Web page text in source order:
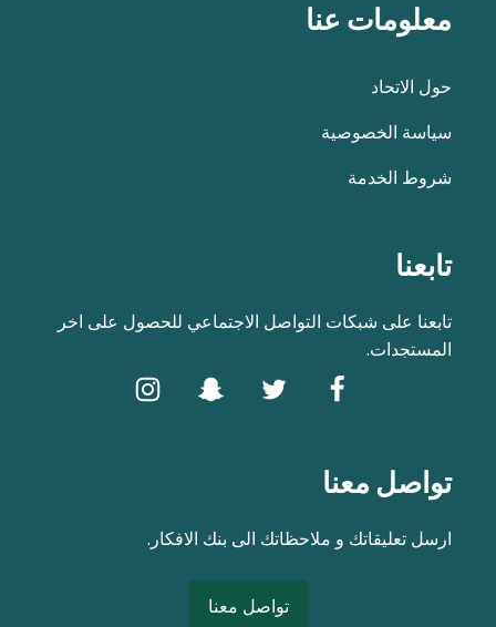
معلومات عنا
حول الاتحاد
سياسة الخصوصية
شروط الخدمة
تابعنا
تابعنا على شبكات التواصل الاجتماعي للحصول على اخر
المستجدات.
تواصل معنا
ارسل تعليقاتك و ملاحظاتك الى بنك الافكار.
تواصل معنا